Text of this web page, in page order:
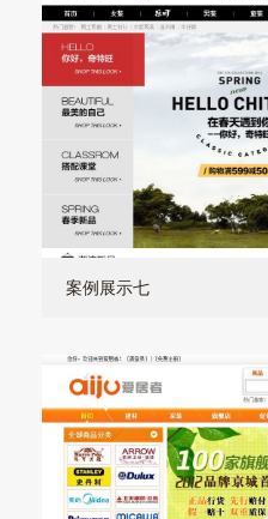
案例展示七